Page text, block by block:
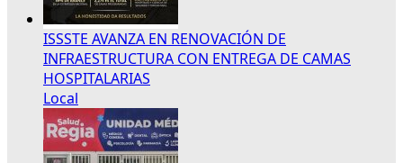
ISSSTE AVANZA EN RENOVACIÓN DE
INFRAESTRUCTURA CON ENTREGA DE CAMAS
HOSPITALARIAS
Local